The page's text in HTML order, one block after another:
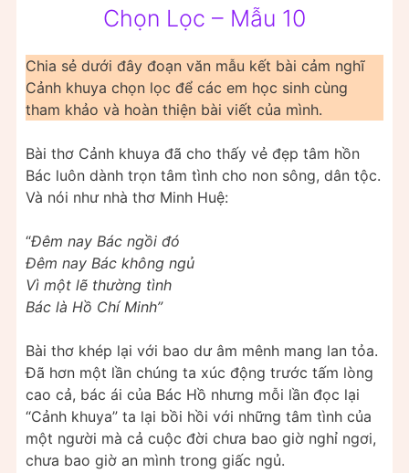
Chọn Lọc – Mẫu 10
Chia sẻ dưới đây đoạn văn mẫu kết bài cảm nghĩ
Cảnh khuya chọn lọc để các em học sinh cùng
tham khảo và hoàn thiện bài viết của mình.
Bài thơ Cảnh khuya đã cho thấy vẻ đẹp tâm hồn
Bác luôn dành trọn tâm tình cho non sông, dân tộc.
Và nói như nhà thơ Minh Huệ:
“Đêm nay Bác ngồi đó
Đêm nay Bác không ngủ
Vì một lẽ thường tình
Bác là Hồ Chí Minh”
Bài thơ khép lại với bao dư âm mênh mang lan tỏa.
Đã hơn một lần chúng ta xúc động trước tấm lòng
cao cả, bác ái của Bác Hồ nhưng mỗi lần đọc lại
“Cảnh khuya” ta lại bồi hồi với những tâm tình của
một người mà cả cuộc đời chưa bao giờ nghỉ ngơi,
chưa bao giờ an mình trong giấc ngủ.